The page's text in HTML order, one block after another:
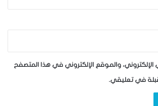
والموقع الإلكتروني في هذا المتصفح
في تعليقي.